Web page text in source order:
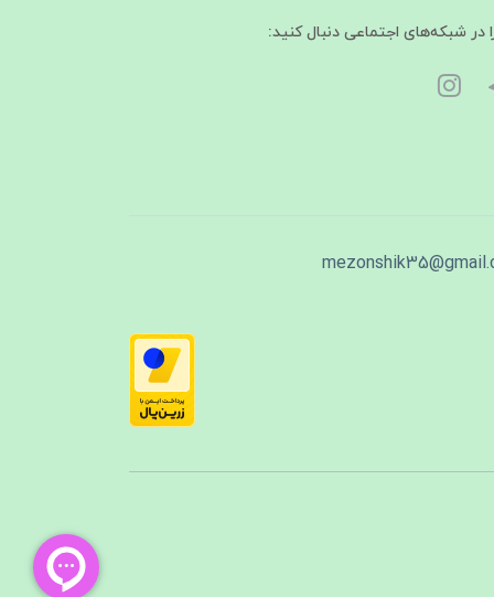
در شبکه‌های اجتماعی دنبال کنید: